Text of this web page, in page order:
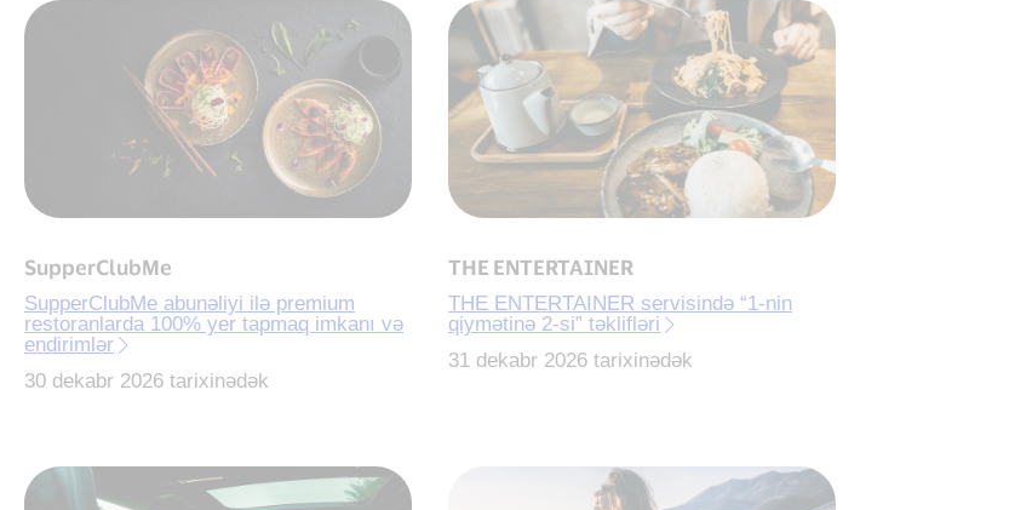
SupperClubMe
SupperClubMe abunəliyi ilə premium
restoranlarda 100% yer tapmaq imkanı və
endirimlər
30 dekabr 2026 tarixinədək
THE ENTERTAINER
THE ENTERTAINER servisində “1-nin
qiymətinə 2-si” təklifləri
31 dekabr 2026 tarixinədək